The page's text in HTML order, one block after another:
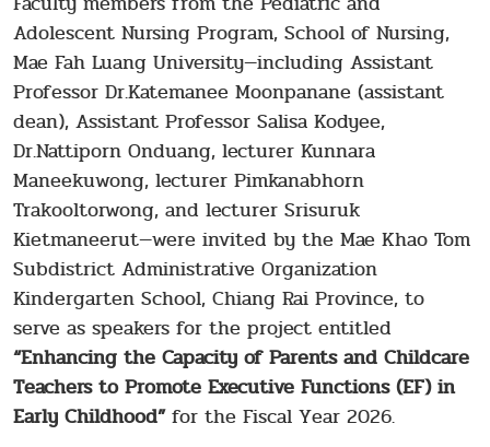
Adolescent Nursing Program, School of Nursing,
Mae Fah Luang University—including Assistant
Professor Dr.Katemanee Moonpanane (assistant
dean), Assistant Professor Salisa Kodyee,
Dr.Nattiporn Onduang, lecturer Kunnara
Maneekuwong, lecturer Pimkanabhorn
Trakooltorwong, and lecturer Srisuruk
Kietmaneerut—were invited by the Mae Khao Tom
Subdistrict Administrative Organization
Kindergarten School, Chiang Rai Province, to
serve as speakers for the project entitled
“Enhancing the Capacity of Parents and Childcare
Teachers to Promote Executive Functions (EF) in
Early Childhood”for the Fiscal Year 2026.